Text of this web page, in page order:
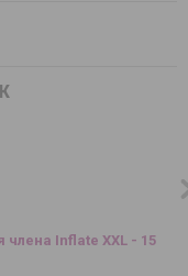
Inflate XXL - 15